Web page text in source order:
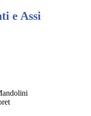
e Assi